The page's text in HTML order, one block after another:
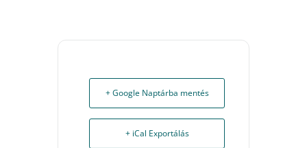
+ Google Naptárba mentés
+ iCal Exportálás